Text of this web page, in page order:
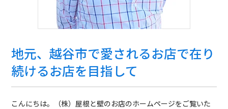
地元、越谷市で愛されるお店で在り
続けるお店を目指して
こんにちは。（株）屋根と壁のお店のホームページをご覧いた